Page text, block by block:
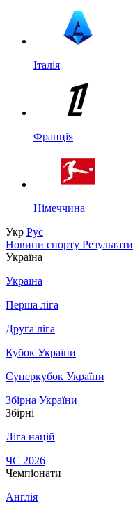
Італія
Франція
Німеччина
Укр Рус
Новини спорту Результати
Україна
Україна
Перша ліга
Друга ліга
Кубок України
Суперкубок України
Збірна України
Збірні
Ліга націй
ЧС 2026
Чемпіонати
Англія